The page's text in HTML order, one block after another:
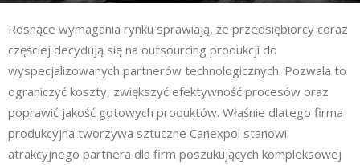
Rosnące wymagania rynku sprawiają, że przedsiębiorcy coraz
częściej decydują się na outsourcing produkcji do
wyspecjalizowanych partnerów technologicznych. Pozwala to
ograniczyć koszty, zwiększyć efektywność procesów oraz
poprawić jakość gotowych produktów. Właśnie dlatego firma
produkcyjna tworzywa sztuczne Canexpol stanowi
atrakcyjnego partnera dla firm poszukujących kompleksowej